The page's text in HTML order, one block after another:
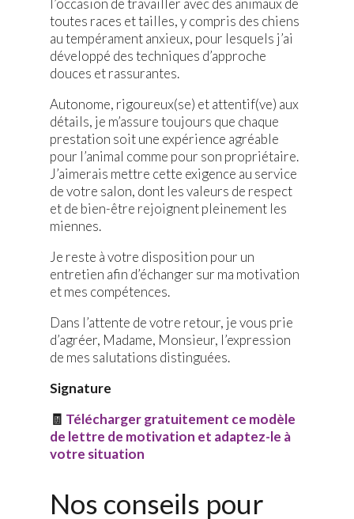
l’occasion de travailler avec des animaux de
toutes races et tailles, y compris des chiens
au tempérament anxieux, pour lesquels j’ai
développé des techniques d’approche
douces et rassurantes.
Autonome, rigoureux(se) et attentif(ve) aux
détails, je m’assure toujours que chaque
prestation soit une expérience agréable
pour l’animal comme pour son propriétaire.
J’aimerais mettre cette exigence au service
de votre salon, dont les valeurs de respect
et de bien-être rejoignent pleinement les
miennes.
Je reste à votre disposition pour un
entretien afin d’échanger sur ma motivation
et mes compétences.
Dans l’attente de votre retour, je vous prie
d’agréer, Madame, Monsieur, l’expression
de mes salutations distinguées.
Signature
🧾 Télécharger gratuitement ce modèle
de lettre de motivation et adaptez-le à
votre situation
Nos conseils pour